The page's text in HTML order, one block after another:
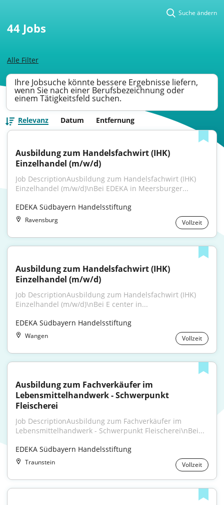
Alle Filter
Suche ändern
44 Jobs
Ihre Jobsuche könnte bessere Ergebnisse liefern,
wenn Sie nach einer Berufsbezeichnung oder
einem Tätigkeitsfeld suchen.
Relevanz Datum Entfernung
Ausbildung zum Handelsfachwirt (IHK)
Einzelhandel (m/w/d)
Job DescriptionAusbildung zum Handelsfachwirt (IHK)
Einzelhandel (m/w/d)\nBei EDEKA in Meersburger...
EDEKA Südbayern Handelsstiftung
Ravensburg Vollzeit
Ausbildung zum Handelsfachwirt (IHK)
Einzelhandel (m/w/d)
Job DescriptionAusbildung zum Handelsfachwirt (IHK)
Einzelhandel (m/w/d)\nBei E center in...
EDEKA Südbayern Handelsstiftung
Wangen Vollzeit
Ausbildung zum Fachverkäufer im
Lebensmittelhandwerk - Schwerpunkt
Fleischerei
Job DescriptionAusbildung zum Fachverkäufer im
Lebensmittelhandwerk - Schwerpunkt Fleischerei\nBei...
EDEKA Südbayern Handelsstiftung
Traunstein Vollzeit